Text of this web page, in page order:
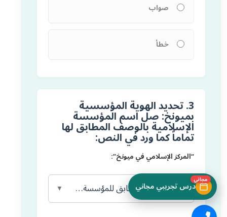
صواب
خطأ
3. تحديد الهوية المؤسسية
بميونخ: صل اسم المؤسسة
الإسلامية بالوصف المطابق لها
تماماً كما ورد في النص:
“المركز الإسلامي في ميونخ”:
اختر الوصف المطابق للمؤسسة… مجانيدرس تجريبي مجاني